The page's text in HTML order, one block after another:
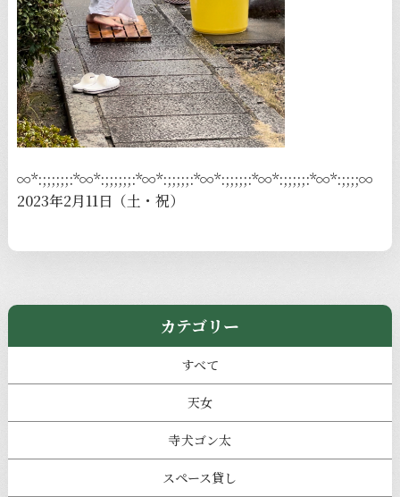
∞*:;;;;;;:*∞*:;;;;;;:*∞*:;;;;;:*∞*:;;;;;:*∞*:;;;;;:*∞*:;;;;∞
2023年2月11日（土・祝）
カテゴリー
すべて
天女
寺犬ゴン太
スペース貸し